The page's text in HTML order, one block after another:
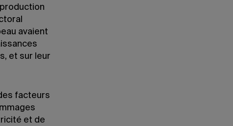
avaient
et sur leur
facteurs
et de